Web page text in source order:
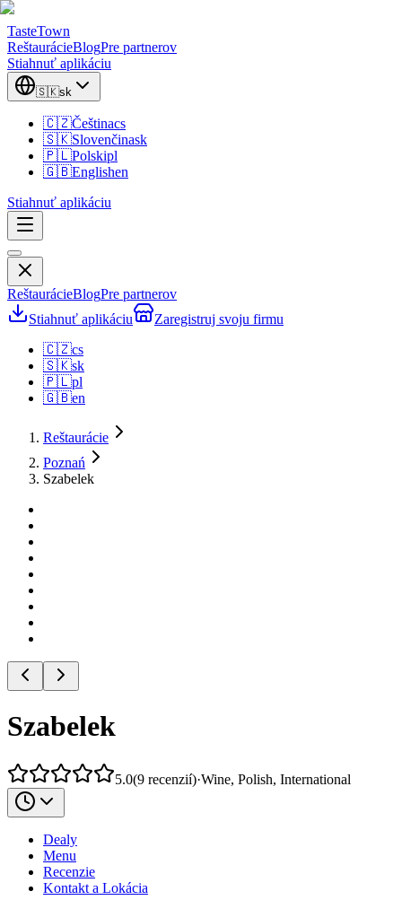
TasteTown
ReštaurácieBlogPre partnerov
Stiahnuť aplikáciu
🇸🇰sk
🇨🇿Češtinacs
🇸🇰Slovenčinask
🇵🇱Polskipl
🇬🇧Englishen
Stiahnuť aplikáciu
ReštaurácieBlogPre partnerov
Stiahnuť aplikáciu
Zaregistruj svoju firmu
🇨🇿cs
🇸🇰sk
🇵🇱pl
🇬🇧en
Reštaurácie
Poznań
Szabelek
Szabelek
5.0(9 recenzií)·Wine, Polish, International
Dealy
Menu
Recenzie
Kontakt a Lokácia